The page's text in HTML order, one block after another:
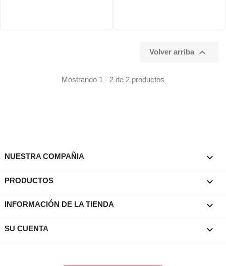
Volver arriba 
Mostrando 1 - 2 de 2 productos
NUESTRA COMPAÑIA 
PRODUCTOS 
INFORMACIÓN DE LA TIENDA keyboard_arrow_down
SU CUENTA 